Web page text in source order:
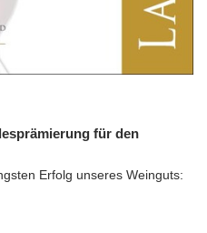
für den
Erfolg unseres Weinguts: